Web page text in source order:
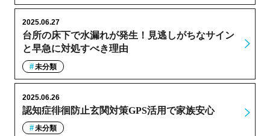
台所の床下で水漏れが発生！見逃しがちなサイン
と早急に対処すべき理由
2025.06.27
未分類
認知症徘徊防止玄関対策GPS活用で家族安心
2025.06.26
未分類